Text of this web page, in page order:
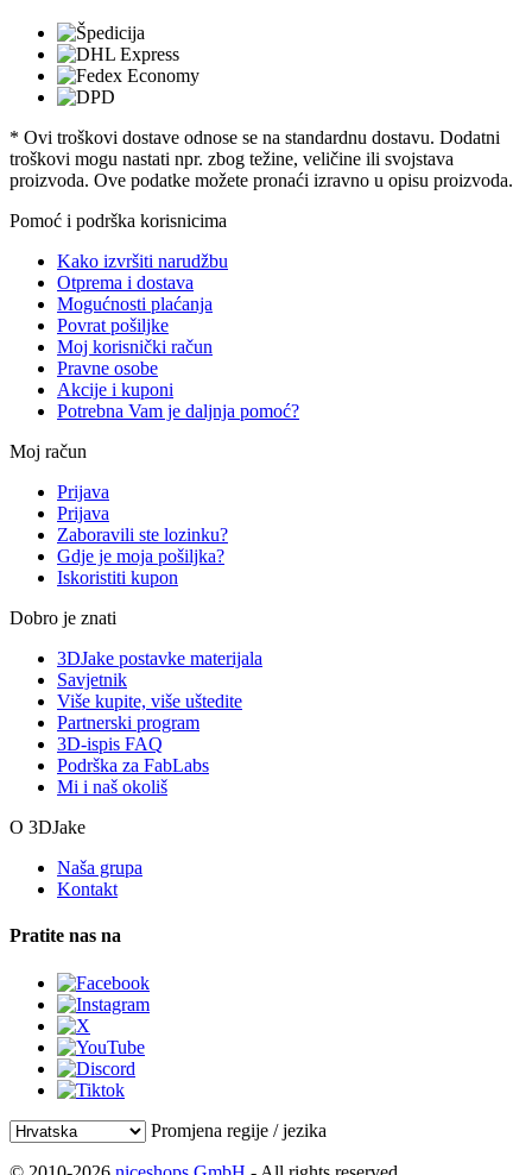
* Ovi troškovi dostave odnose se na standardnu ​​dostavu. Dodatni
troškovi mogu nastati npr. zbog težine, veličine ili svojstava
proizvoda. Ove podatke možete pronaći izravno u opisu proizvoda.
Pomoć i podrška korisnicima
Kako izvršiti narudžbu
Otprema i dostava
Mogućnosti plaćanja
Povrat pošiljke
Moj korisnički račun
Pravne osobe
Akcije i kuponi
Potrebna Vam je daljnja pomoć?
Moj račun
Prijava
Prijava
Zaboravili ste lozinku?
Gdje je moja pošiljka?
Iskoristiti kupon
Dobro je znati
3DJake postavke materijala
Savjetnik
Više kupite, više uštedite
Partnerski program
3D-ispis FAQ
Podrška za FabLabs
Mi i naš okoliš
O 3DJake
Naša grupa
Kontakt
Pratite nas na
Promjena regije / jezika